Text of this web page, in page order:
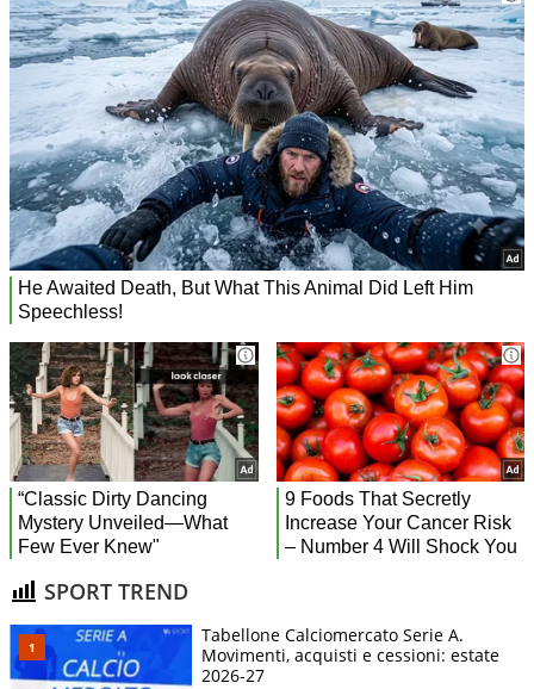
SPORT TREND
Tabellone Calciomercato Serie A.
Movimenti, acquisti e cessioni: estate
2026-27